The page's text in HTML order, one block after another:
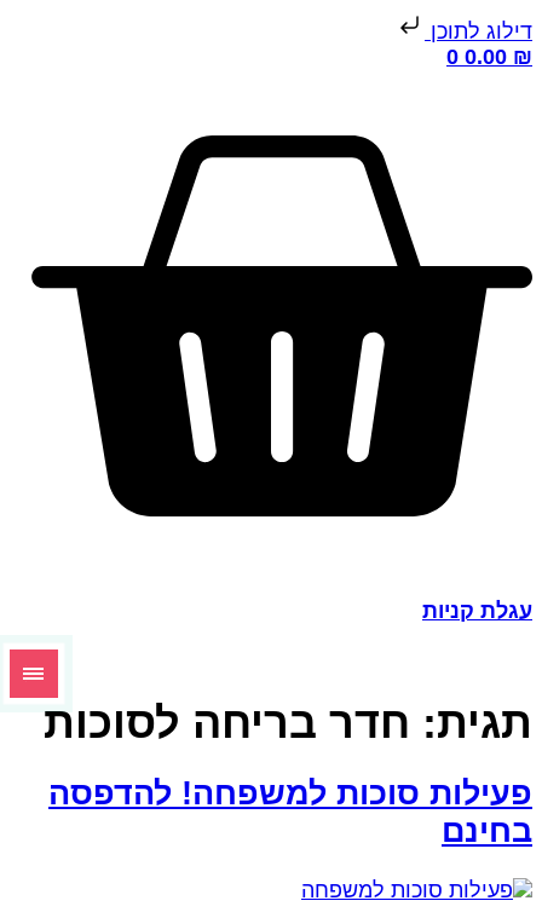
לתוכן
0.00
0
קניות
חדר בריחה לסוכות
סוכות למשפחה! להדפסה